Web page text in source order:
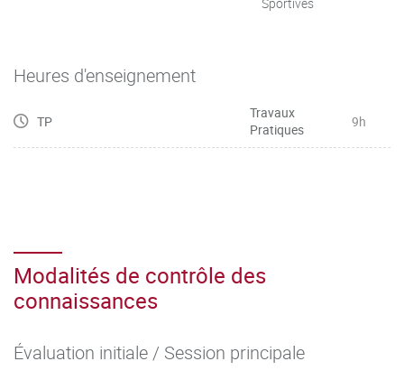
Heures d'enseignement
TP
Travaux
Pratiques
9h
Modalités de contrôle des
connaissances
Évaluation initiale / Session principale